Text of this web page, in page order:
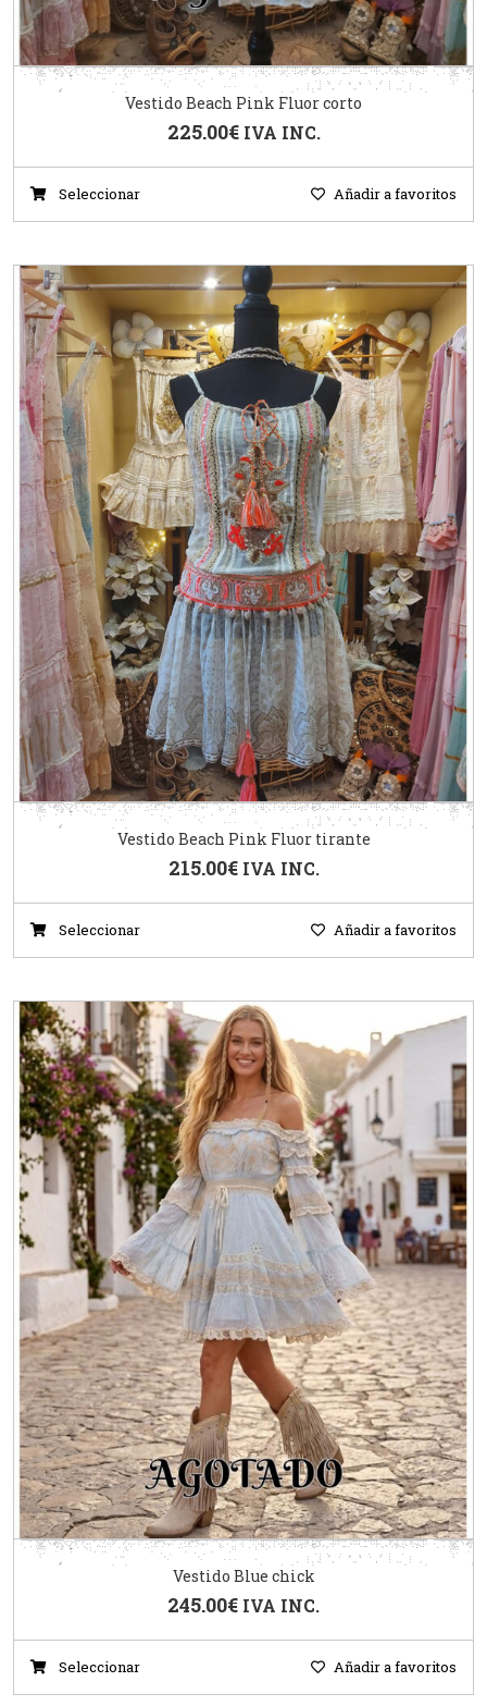
Vestido Beach Pink Fluor corto
225.00€ IVA INC.
Seleccionar Añadir a favoritos
Vestido Beach Pink Fluor tirante
215.00€ IVA INC.
Seleccionar Añadir a favoritos
Vestido Blue chick
245.00€ IVA INC.
Seleccionar Añadir a favoritos